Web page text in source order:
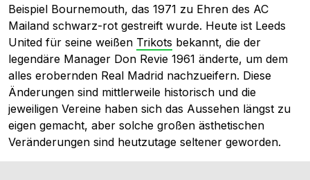
Beispiel Bournemouth, das 1971 zu Ehren des AC
Mailand schwarz-rot gestreift wurde. Heute ist Leeds
United für seine weißen Trikots bekannt, die der
legendäre Manager Don Revie 1961 änderte, um dem
alles erobernden Real Madrid nachzueifern. Diese
Änderungen sind mittlerweile historisch und die
jeweiligen Vereine haben sich das Aussehen längst zu
eigen gemacht, aber solche großen ästhetischen
Veränderungen sind heutzutage seltener geworden.